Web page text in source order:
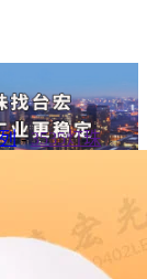
-3535灯珠